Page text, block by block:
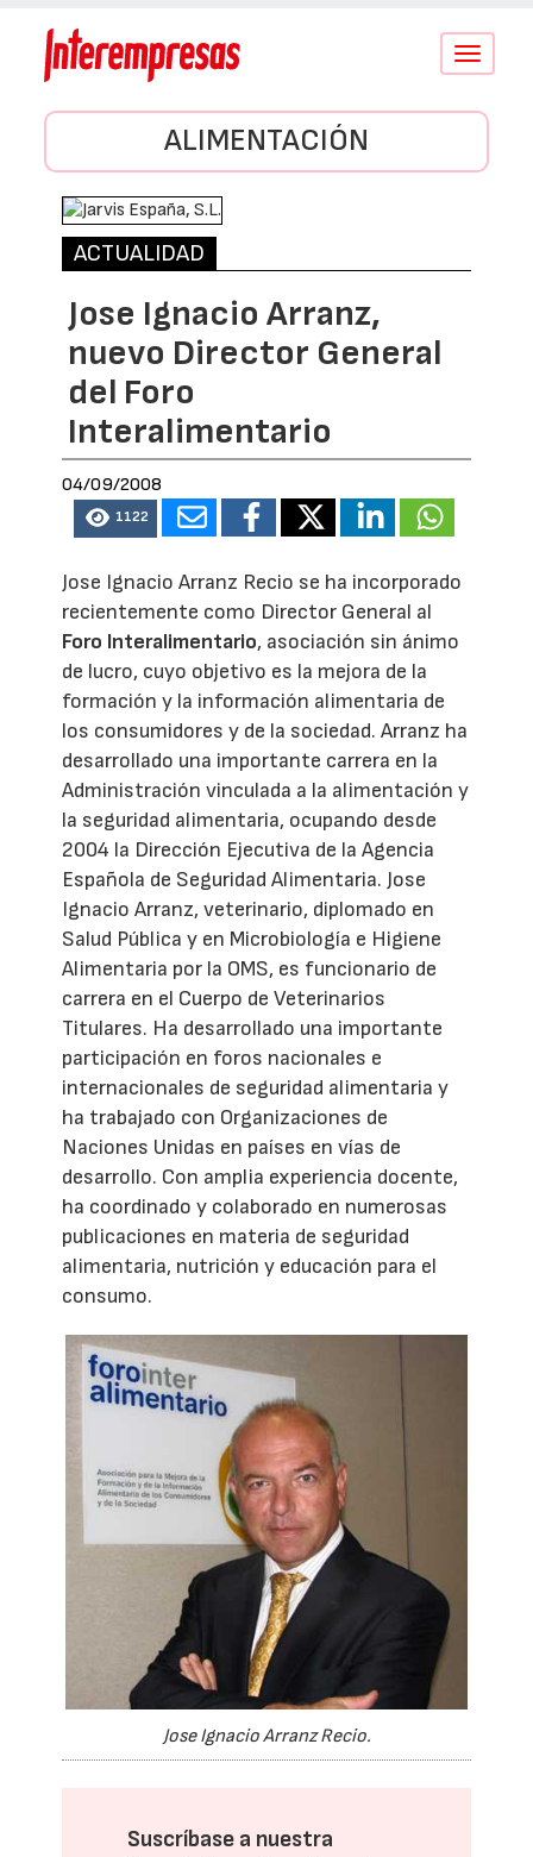
Conmutar
ALIMENTACIÓN
ACTUALIDAD
Jose Ignacio Arranz,
nuevo Director General
del Foro
Interalimentario
04/09/2008
1122
Jose Ignacio Arranz Recio se ha incorporado
recientemente como Director General al
Foro Interalimentario, asociación sin ánimo
de lucro, cuyo objetivo es la mejora de la
formación y la información alimentaria de
los consumidores y de la sociedad. Arranz ha
desarrollado una importante carrera en la
Administración vinculada a la alimentación y
la seguridad alimentaria, ocupando desde
2004 la Dirección Ejecutiva de la Agencia
Española de Seguridad Alimentaria. Jose
Ignacio Arranz, veterinario, diplomado en
Salud Pública y en Microbiología e Higiene
Alimentaria por la OMS, es funcionario de
carrera en el Cuerpo de Veterinarios
Titulares. Ha desarrollado una importante
participación en foros nacionales e
internacionales de seguridad alimentaria y
ha trabajado con Organizaciones de
Naciones Unidas en países en vías de
desarrollo. Con amplia experiencia docente,
ha coordinado y colaborado en numerosas
publicaciones en materia de seguridad
alimentaria, nutrición y educación para el
consumo.
Jose Ignacio Arranz Recio.
Suscríbase a nuestra